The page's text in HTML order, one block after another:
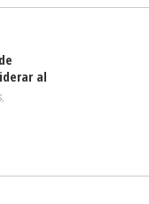
al
,